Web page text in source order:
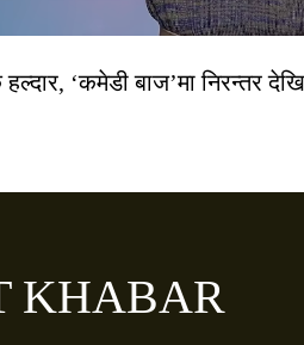
‘कमेडी बाज’मा निरन्तर
KHABAR